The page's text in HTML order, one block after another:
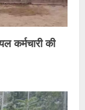
कर्मचारी की